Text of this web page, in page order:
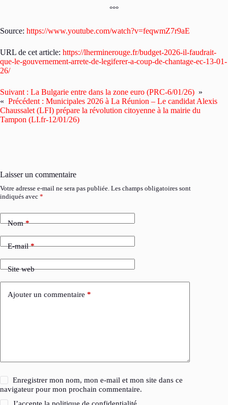
°°°
Source: https://www.youtube.com/watch?v=feqwmZ7r9aE
URL de cet article: https://lherminerouge.fr/budget-2026-il-faudrait-
que-le-gouvernement-arrete-de-legiferer-a-coup-de-chantage-ec-13-01-
26/
Suivant : La Bulgarie entre dans la zone euro (PRC-6/01/26) »
« Précédent : Municipales 2026 à La Réunion – Le candidat Alexis
Chaussalet (LFI) prépare la révolution citoyenne à la mairie du
Tampon (LI.fr-12/01/26)
Laisser un commentaire
Votre adresse e-mail ne sera pas publiée. Les champs obligatoires sont
indiqués avec *
Nom*
E-mail*
Site web
Ajouter un commentaire *
Enregistrer mon nom, mon e-mail et mon site dans ce
navigateur pour mon prochain commentaire.